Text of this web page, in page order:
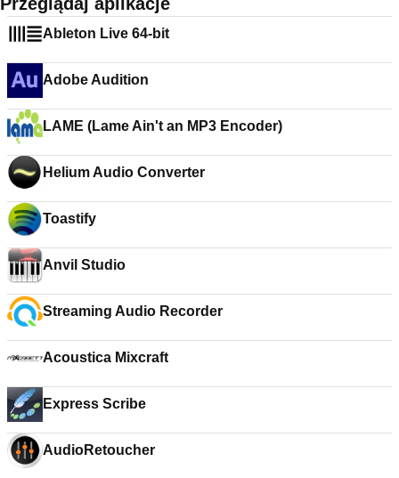
Ableton Live 64-bit
Adobe Audition
LAME (Lame Ain't an MP3 Encoder)
Helium Audio Converter
Toastify
Anvil Studio
Streaming Audio Recorder
Acoustica Mixcraft
Express Scribe
AudioRetoucher